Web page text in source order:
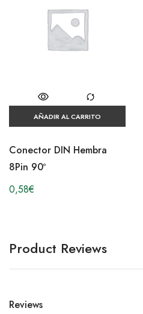
AÑADIR AL CARRITO
Conector DIN Hembra
8Pin 90º
0,58€
Product Reviews
Reviews